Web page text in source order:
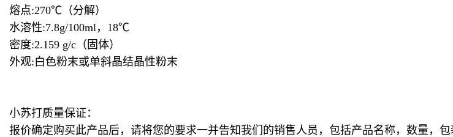
熔点:270℃（分解）
水溶性:7.8g/100ml，18℃
密度:2.159 g/c（固体）
外观:白色粉末或单斜晶结晶性粉末
小苏打质量保证：
报价确定购买此产品后，请将您的要求一并告知我们的销售人员，包括产品名称，数量，